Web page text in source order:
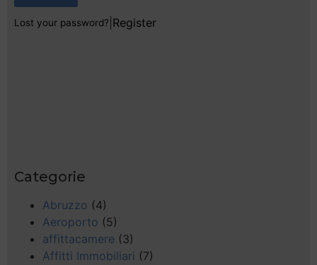
Lost your password? Register
Categorie
Abruzzo (4)
Aeroporto (5)
affittacamere (3)
Affitti Immobiliari (7)